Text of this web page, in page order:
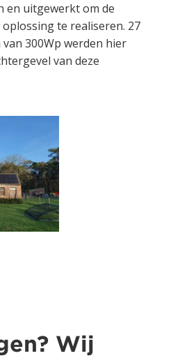
en uitgewerkt om de
te realiseren. 27
van 300Wp werden hier
van deze
Wij